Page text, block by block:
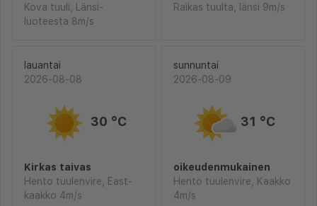
Kova tuuli, Länsi-
luoteesta 8m/s
Raikas tuulta, länsi 9m/s
lauantai
2026-08-08
30 °C
Kirkas taivas
Hento tuulenvire, East-
kaakko 4m/s
sunnuntai
2026-08-09
31 °C
oikeudenmukainen
Hento tuulenvire, Kaakko
4m/s